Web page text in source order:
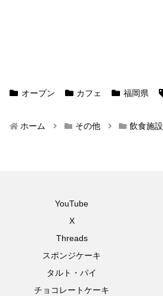
オープン カフェ 福岡県
ホーム その他 飲食施設
YouTube
X
Threads
スポンジケーキ
タルト・パイ
チョコレートケーキ